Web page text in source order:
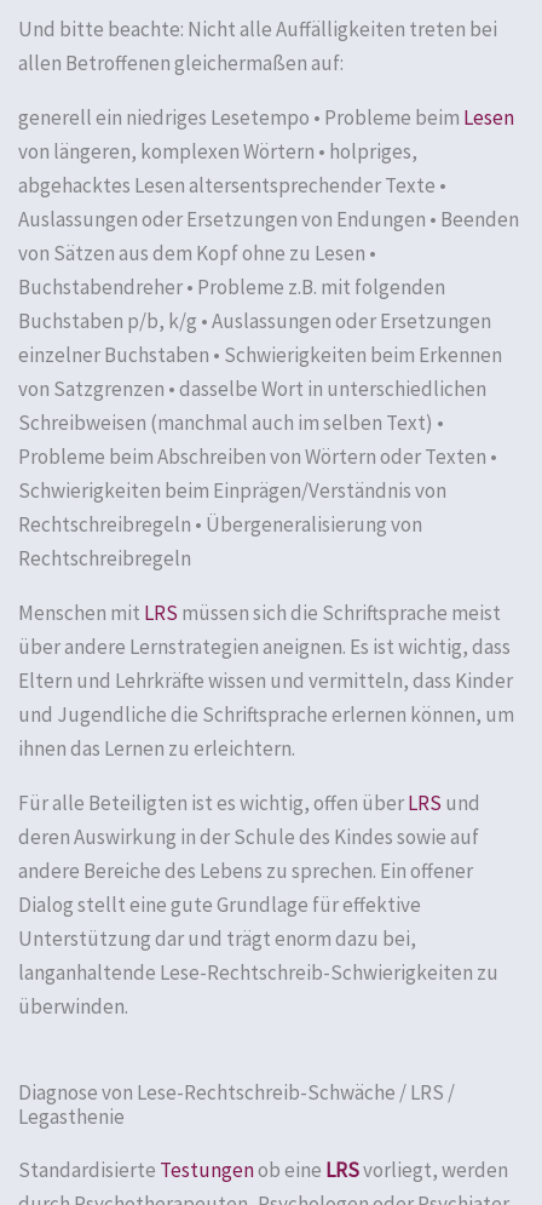
Und bitte beachte: Nicht alle Auffälligkeiten treten bei
allen Betroffenen gleichermaßen auf:
generell ein niedriges Lesetempo • Probleme beim Lesen
von längeren, komplexen Wörtern • holpriges,
abgehacktes Lesen altersentsprechender Texte •
Auslassungen oder Ersetzungen von Endungen • Beenden
von Sätzen aus dem Kopf ohne zu Lesen •
Buchstabendreher • Probleme z.B. mit folgenden
Buchstaben p/b, k/g • Auslassungen oder Ersetzungen
einzelner Buchstaben • Schwierigkeiten beim Erkennen
von Satzgrenzen • dasselbe Wort in unterschiedlichen
Schreibweisen (manchmal auch im selben Text) •
Probleme beim Abschreiben von Wörtern oder Texten •
Schwierigkeiten beim Einprägen/Verständnis von
Rechtschreibregeln • Übergeneralisierung von
Rechtschreibregeln
Menschen mit LRS müssen sich die Schriftsprache meist
über andere Lernstrategien aneignen. Es ist wichtig, dass
Eltern und Lehrkräfte wissen und vermitteln, dass Kinder
und Jugendliche die Schriftsprache erlernen können, um
ihnen das Lernen zu erleichtern.
Für alle Beteiligten ist es wichtig, offen überLRS und
deren Auswirkung in der Schule des Kindes sowie auf
andere Bereiche des Lebens zu sprechen. Ein offener
Dialog stellt eine gute Grundlage für effektive
Unterstützung dar und trägt enorm dazu bei,
langanhaltende Lese-Rechtschreib-Schwierigkeiten zu
überwinden.
Diagnose von Lese-Rechtschreib-Schwäche / LRS /
Legasthenie
Standardisierte Testungenob eine LRSvorliegt, werden